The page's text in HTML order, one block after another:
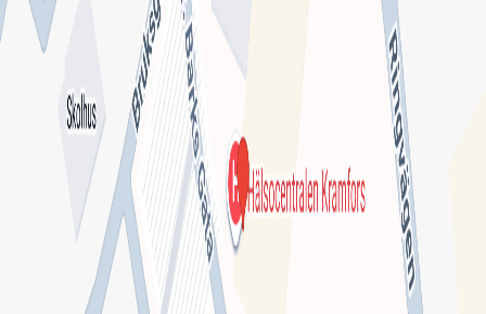
Inga omdömen ännu. Bli den första att berätta om din
upplevelse!
Lämna omdöme Se fler omdömen
Kontakt
Webbsida